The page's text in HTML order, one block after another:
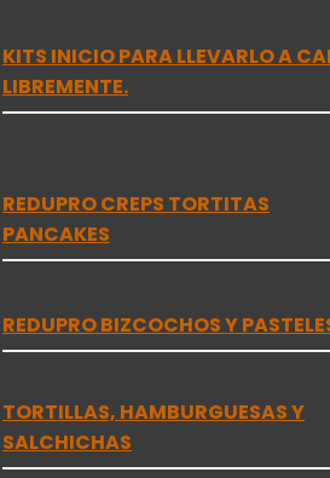
KITS INICIO PARA LLEVARLO A
LIBREMENTE.
REDUPRO CREPS TORTITAS
PANCAKES
REDUPRO BIZCOCHOS Y
TORTILLAS, HAMBURGUESAS Y
SALCHICHAS